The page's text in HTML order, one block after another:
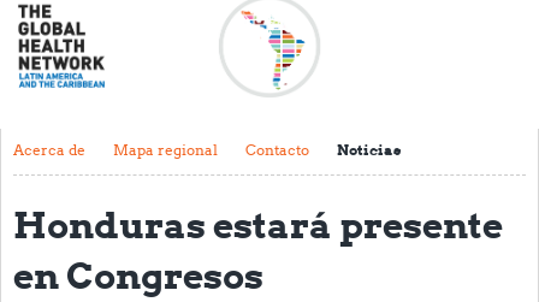
Inicio
Acerca de
Contacto
Actividades y eventos
Clubs de Investigación
Acerca de Mapa regional Contacto Noticias
Honduras estará presente
en Congresos